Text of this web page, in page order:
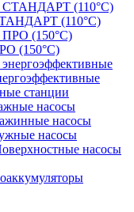
(110°C)
(150°C)
станции
насосы
насосы
насосы
насосы